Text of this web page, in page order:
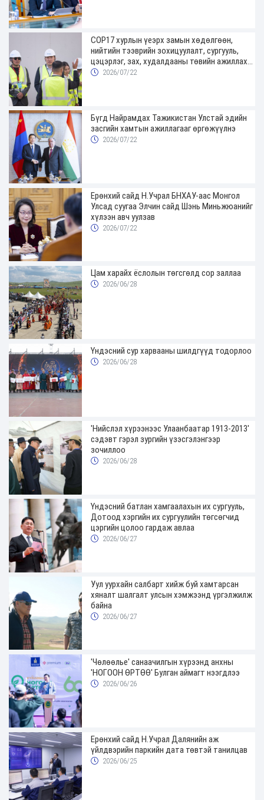
COP17 хурлын үеэрх замын хөдөлгөөн,
нийтийн тээврийн зохицуулалт, сургууль,
цэцэрлэг, зах, худалдааны төвийн ажиллах
хуваарийг гаргаж, иргэдэд мэдээлэхийг
2026/07/22
Бүгд Найрамдах Тажикистан Улстай эдийн
засгийн хамтын ажиллагааг өргөжүүлнэ
2026/07/22
Ерөнхий сайд Н.Учрал БНХАУ-аас Монгол
Улсад суугаа Элчин сайд Шэнь Миньжюанийг
хүлээн авч уулзав
2026/07/22
Цам харайх ёслолын төгсгөлд сор заллаа
2026/06/28
Үндэсний сур харвааны шилдгүүд тодорлоо
2026/06/28
'Нийслэл хүрээнээс Улаанбаатар 1913-2013'
сэдэвт гэрэл зургийн үзэсгэлэнгээр
зочиллоо
2026/06/28
Үндэсний батлан хамгаалахын их сургууль,
Дотоод хэргийн их сургуулийн төгсөгчид
цэргийн цолоо гардаж авлаа
2026/06/27
Уул уурхайн салбарт хийж буй хамтарсан
хяналт шалгалт улсын хэмжээнд үргэлжилж
байна
2026/06/27
'Чөлөөлье' санаачилгын хүрээнд анхны
'НОГООН ӨРТӨӨ' Булган аймагт нээгдлээ
2026/06/26
Ерөнхий сайд Н.Учрал Далянийн аж
үйлдвэрийн паркийн дата төвтэй танилцав
2026/06/25